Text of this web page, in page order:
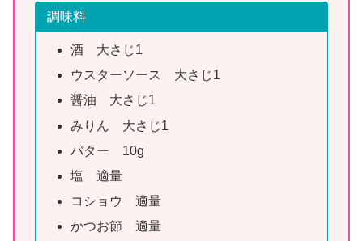
調味料
酒 大さじ1
ウスターソース 大さじ1
醤油 大さじ1
みりん 大さじ1
バター 10g
塩 適量
コショウ 適量
かつお節 適量